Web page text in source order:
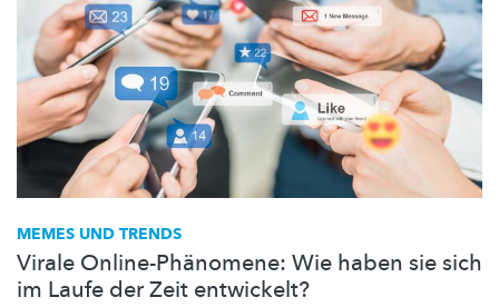
MEMES UND TRENDS
Virale Online-Phänomene: Wie haben sie sich
im Laufe der Zeit entwickelt?